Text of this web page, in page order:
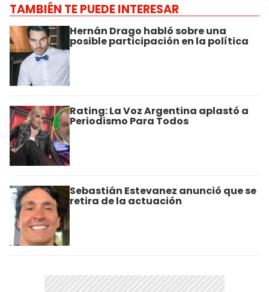
TAMBIÉN TE PUEDE INTERESAR
Hernán Drago habló sobre una
posible participación en la política
Rating: La Voz Argentina aplastó a
Periodismo Para Todos
Sebastián Estevanez anunció que se
retira de la actuación